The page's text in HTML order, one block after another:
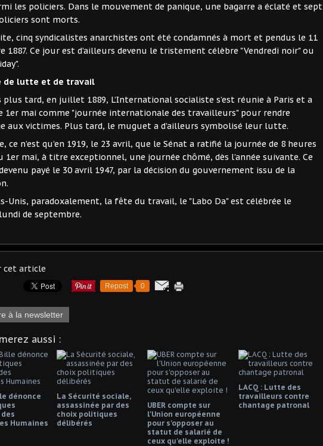
les policiers. Dans le mouvement de panique, une bagarre a éclaté et sept
sont morts.
cinq syndicalistes anarchistes ont été condamnés à mort et pendus le 11
1887. Ce jour est d’ailleurs devenu le tristement célèbre "Vendredi noir" ou
de lutte et de travail
plus tard, en juillet 1889, L’International socialiste s’est réunie à Paris et a
1er mai comme "journée internationale des travailleurs" pour rendre
aux victimes. Plus tard, le muguet a d’ailleurs symbolisé leur lutte.
ce n’est qu’en 1919, le 23 avril, que le Sénat a ratifié la journée de 8 heures
mai, à titre exceptionnel, une journée chômé, dès l’année suivante. Ce
payé le 30 avril 1947, par la décision du gouvernement issu de la
Unis, paradoxalement, la fête du travail, le "Labo Da" est célébrée le
de septembre.
cet article
Repost 0
à la newsletter
aussi :
dénonce
Humaines
La Sécurité sociale,
assassinée par des
choix politiques
délibérés
UBER compte sur
l'Union européenne
pour s'opposer au
statut de salarié de
ceux qu'elle exploite !
LACQ : Lutte des
travailleurs contre
chantage patronal